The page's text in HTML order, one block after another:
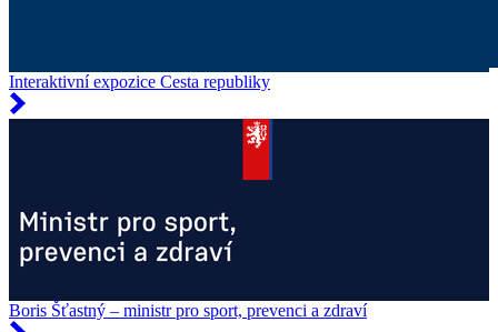
Interaktivní expozice Cesta republiky
Boris Šťastný – ministr pro sport, prevenci a zdraví